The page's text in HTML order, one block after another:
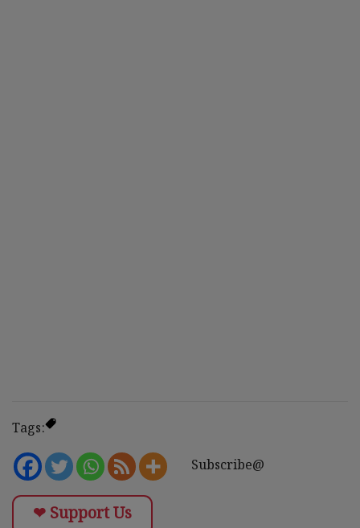
Tags:
Subscribe@
❤ Support Us